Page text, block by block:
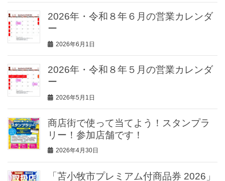
2026年・令和８年６月の営業カレンダ
ー
2026年6月1日
2026年・令和８年５月の営業カレンダ
ー
2026年5月1日
商店街で使って当てよう！スタンプラ
リー！参加店舗です！
2026年4月30日
「苫小牧市プレミアム付商品券 2026」